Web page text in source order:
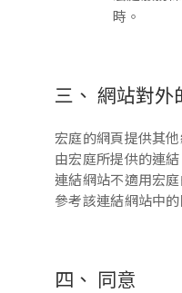
時。
三、 網站對外
宏庭的網頁提供其
由宏庭所提供的連
連結網站不適用宏
參考該連結網站中
四、 同意